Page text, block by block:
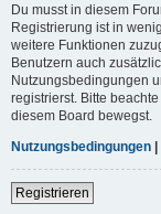
Du musst in diesem
Registrierung ist in
weitere Funktionen
Benutzern auch
Nutzungsbedingungen
registrierst. Bitte
diesem Board bewegst.
Nutzungsbedingungen |
Registrieren